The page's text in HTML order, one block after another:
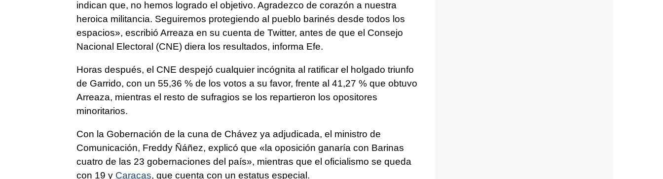
indican que, no hemos logrado el objetivo. Agradezco de corazón a nuestra
heroica militancia. Seguiremos protegiendo al pueblo barinés desde todos los
espacios», escribió Arreaza en su cuenta de Twitter, antes de que el Consejo
Nacional Electoral (CNE) diera los resultados, informa Efe.
Horas después, el CNE despejó cualquier incógnita al ratificar el holgado triunfo
de Garrido, con un 55,36 % de los votos a su favor, frente al 41,27 % que obtuvo
Arreaza, mientras el resto de sufragios se los repartieron los opositores
minoritarios.
Con la Gobernación de la cuna de Chávez ya adjudicada, el ministro de
Comunicación, Freddy Ñáñez, explicó que «la oposición ganaría con Barinas
cuatro de las 23 gobernaciones del país», mientras que el oficialismo se queda
con 19 y Caracas, que cuenta con un estatus especial.